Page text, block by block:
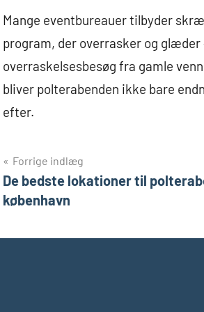
Mange eventbureauer tilbyder
program, der overrasker og
overraskelsesbesøg fra gamle
bliver polterabenden ikke bare
efter.
Indlægsnavigation
Forrige indlæg
De bedste lokationer til
københavn